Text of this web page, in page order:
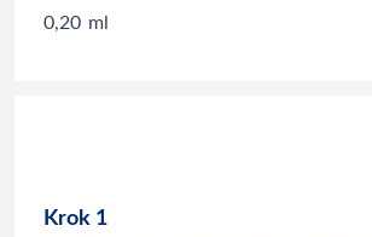
0,20 ml
Krok 1